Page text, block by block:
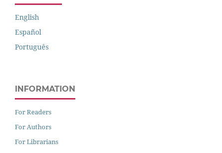
English
Español
Português
INFORMATION
For Readers
For Authors
For Librarians